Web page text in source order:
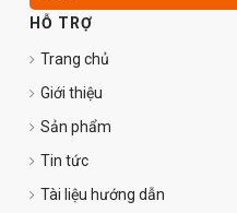
HỖ TRỢ
Trang chủ
Giới thiệu
Sản phẩm
Tin tức
Tài liệu hướng dẫn